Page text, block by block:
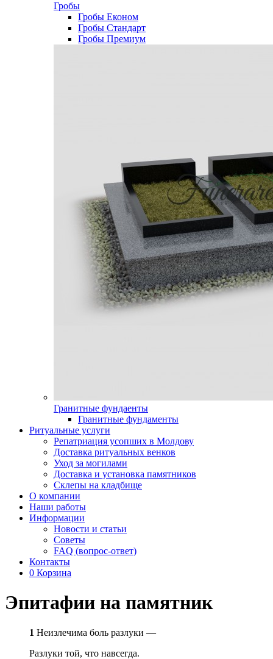
Гробы
Гробы Економ
Гробы Стандарт
Гробы Премиум
Гранитные фундаенты
Гранитные фундаменты
Ритуальные услуги
Репатриация усопших в Молдову
Доставка ритуальных венков
Уход за могилами
Доставка и установка памятников
Склепы на кладбище
О компании
Наши работы
Информации
Новости и статьи
Советы
FAQ (вопрос-ответ)
Контакты
0 Корзина
Эпитафии на памятник
1 ​​​​​​​​​​​​​​​​​​​​​Неизлечима боль разлуки —
Разлуки той, что навсегда.